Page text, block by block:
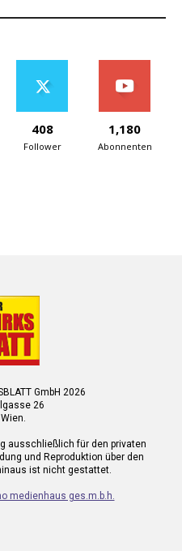
408
Follower
1,180
Abonnenten
GmbH 2026
26
ausschließlich für den privaten
und Reproduktion über den
ist nicht gestattet.
medienhaus ges.m.b.h.